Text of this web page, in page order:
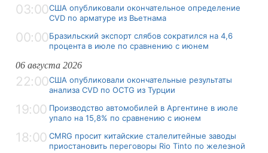
03:00США опубликовали окончательное определение
CVD по арматуре из Вьетнама
00:00Бразильский экспорт слябов сократился на 4,6
процента в июле по сравнению с июнем
06 августа 2026
22:00США опубликовали окончательные результаты
анализа CVD по OCTG из Турции
19:00 Производство автомобилей в Аргентине в июле
упало на 15,8% по сравнению с июнем
18:00 CMRG просит китайские сталелитейные заводы
приостановить переговоры Rio Tinto по железной